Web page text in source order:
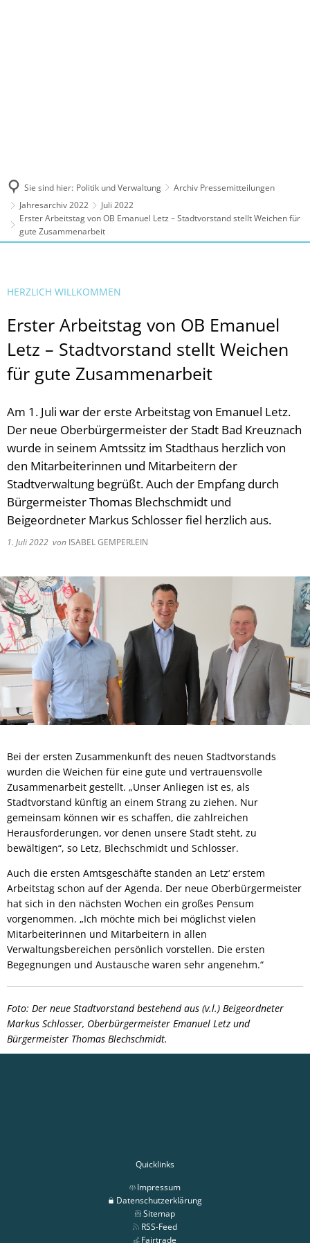
Sie sind hier: Politik und Verwaltung
Archiv Pressemitteilungen
Jahresarchiv 2022
Juli 2022
Erster Arbeitstag von OB Emanuel Letz – Stadtvorstand stellt Weichen für
gute Zusammenarbeit
HERZLICH WILLKOMMEN
Erster Arbeitstag von OB Emanuel
Letz – Stadtvorstand stellt Weichen
für gute Zusammenarbeit
Am 1. Juli war der erste Arbeitstag von Emanuel Letz.
Der neue Oberbürgermeister der Stadt Bad Kreuznach
wurde in seinem Amtssitz im Stadthaus herzlich von
den Mitarbeiterinnen und Mitarbeitern der
Stadtverwaltung begrüßt. Auch der Empfang durch
Bürgermeister Thomas Blechschmidt und
Beigeordneter Markus Schlosser fiel herzlich aus.
1. Juli 2022 von ISABEL GEMPERLEIN
Bei der ersten Zusammenkunft des neuen Stadtvorstands
wurden die Weichen für eine gute und vertrauensvolle
Zusammenarbeit gestellt. „Unser Anliegen ist es, als
Stadtvorstand künftig an einem Strang zu ziehen. Nur
gemeinsam können wir es schaffen, die zahlreichen
Herausforderungen, vor denen unsere Stadt steht, zu
bewältigen“, so Letz, Blechschmidt und Schlosser.
Auch die ersten Amtsgeschäfte standen an Letz‘ erstem
Arbeitstag schon auf der Agenda. Der neue Oberbürgermeister
hat sich in den nächsten Wochen ein großes Pensum
vorgenommen. „Ich möchte mich bei möglichst vielen
Mitarbeiterinnen und Mitarbeitern in allen
Verwaltungsbereichen persönlich vorstellen. Die ersten
Begegnungen und Austausche waren sehr angenehm.“
Foto: Der neue Stadtvorstand bestehend aus (v.l.) Beigeordneter
Markus Schlosser, Oberbürgermeister Emanuel Letz und
Bürgermeister Thomas Blechschmidt.
Quicklinks
Impressum
Datenschutzerklärung
Sitemap
RSS-Feed
Fairtrade